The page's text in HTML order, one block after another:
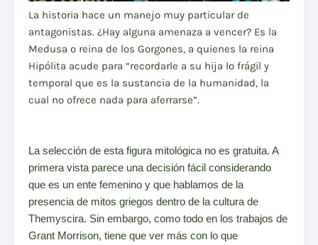
La historia hace un manejo muy particular de
antagonistas. ¿Hay alguna amenaza a vencer? Es la
Medusa o reina de los Gorgones, a quienes la reina
Hipólita acude para “recordarle a su hija lo frágil y
temporal que es la sustancia de la humanidad, la
cual no ofrece nada para aferrarse”.
La selección de esta figura mitológica no es gratuita. A
primera vista parece una decisión fácil considerando
que es un ente femenino y que hablamos de la
presencia de mitos griegos dentro de la cultura de
Themyscira. Sin embargo, como todo en los trabajos de
Grant Morrison, tiene que ver más con lo que